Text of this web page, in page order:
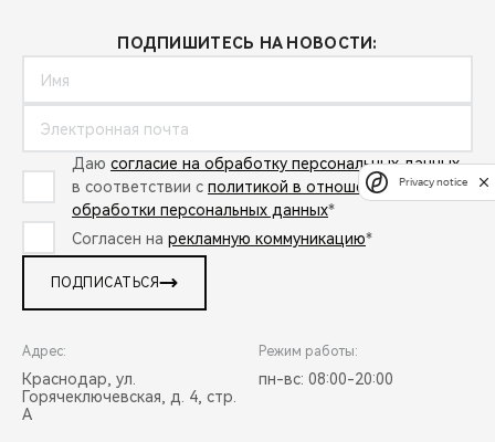
ПОДПИШИТЕСЬ НА НОВОСТИ:
Даю согласие на обработку персональных данных
в соответствии с политикой в отношении
обработки персональных данных*
Согласен на рекламную коммуникацию*
ПОДПИСАТЬСЯ
Адрес:
Краснодар, ул.
Горячеключевская, д. 4, стр.
А
Режим работы:
пн-вс: 08:00-20:00
Privacy notice